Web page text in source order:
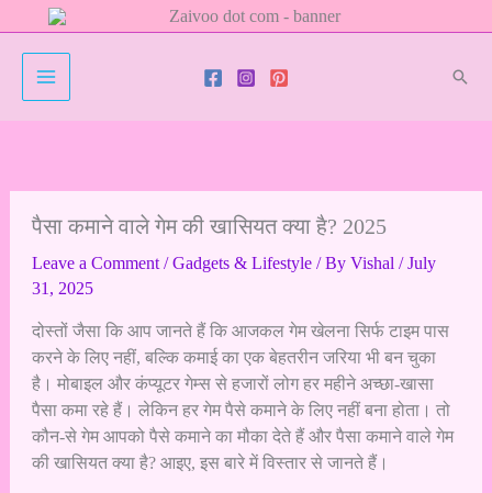
to
पैसा कमाने वाले गेम की खासियत क्या है? 2025
Leave a Comment /Gadgets & Lifestyle/ By Vishal /July
31, 2025
दोस्तों जैसा कि आप जानते हैं कि आजकल गेम खेलना सिर्फ टाइम पास
करने के लिए नहीं, बल्कि कमाई का एक बेहतरीन जरिया भी बन चुका
है। मोबाइल और कंप्यूटर गेम्स से हजारों लोग हर महीने अच्छा-खासा
पैसा कमा रहे हैं। लेकिन हर गेम पैसे कमाने के लिए नहीं बना होता। तो
कौन-से गेम आपको पैसे कमाने का मौका देते हैं और पैसा कमाने वाले गेम
की खासियत क्या है? आइए, इस बारे में विस्तार से जानते हैं।